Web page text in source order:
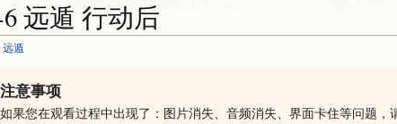
远遁 行动后
远遁
注意事项
如果您在观看过程中出现了：图片消失、音频消失、界面卡住等问题，